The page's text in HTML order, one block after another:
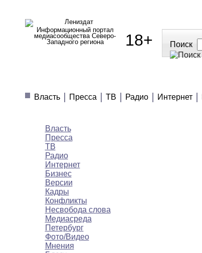
Информационный портал
медиасообщества Северо-
Западного региона
18+ Поиск
Власть
Пресса ТВ Радио Интернет
Власть
Пресса
ТВ
Радио
Интернет
Бизнес
Версии
Кадры
Конфликты
Несвобода слова
Медиасреда
Петербург
Фото/Видео
Мнения